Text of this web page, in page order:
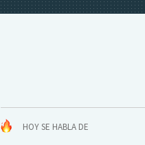
HOY SE HABLA DE